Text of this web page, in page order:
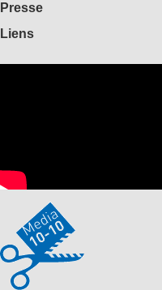
Presse
Liens